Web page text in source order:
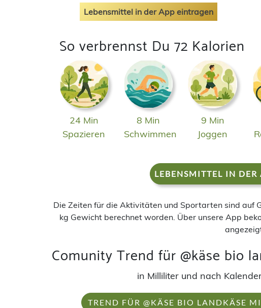
Lebensmittel in der App eintragen
So verbrennst Du 72 Kalorien
24 Min
Spazieren
8 Min
Schwimmen
9 Min
Joggen
LEBENSMITTEL IN DER
Die Zeiten für die Aktivitäten und Sportarten sind auf
kg Gewicht berechnet worden. Über unsere App
Comunity Trend für @käse bio
in Milliliter und nach
TREND FÜR @KÄSE BIO LANDKÄSE